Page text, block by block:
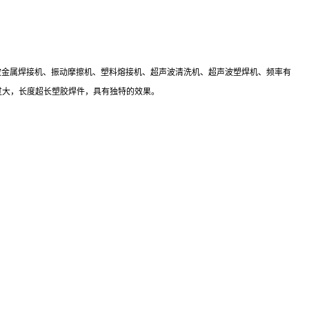
属焊接机、振动摩擦机、塑料熔接机、超声波清洗机、超声波塑焊机、频率有
，长度超长塑胶焊件，具有独特的效果。